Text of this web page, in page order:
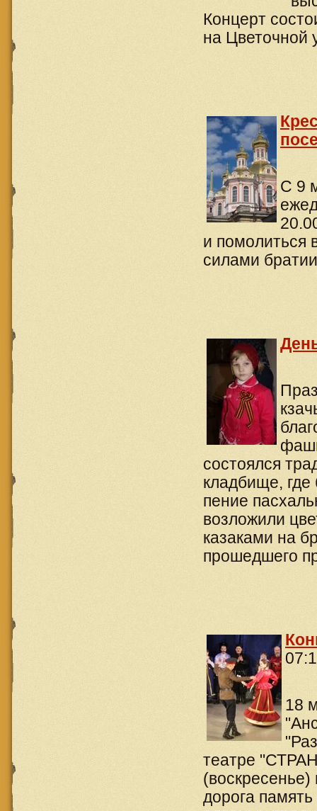
Концерт
на Цветочной
С 9
и помолиться
силами
состоялся
кладбище,
пение
возложили
казаками на
прошедшего
18
театре
дорога